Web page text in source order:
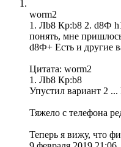
worm2
1. Лb8 Кр:b8 2. d8Ф
понять, мне
d8Ф+ Есть и другие
Цитата: worm2
1. Лb8 Кр:b8
Упустил вариант 2
Тяжело с телефона
Теперь я вижу, что